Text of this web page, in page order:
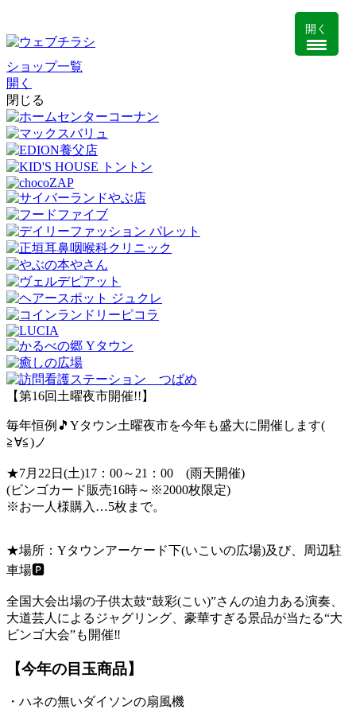
ショップ一覧
開く
閉じる
【第16回土曜夜市開催!!】
毎年恒例 🎵 Yタウン土曜夜市を今年も盛大に開催します(
≧∀≦)ノ
★7月22日(土)17：00～21：00 (雨天開催)
(ビンゴカード販売16時～※2000枚限定)
※お一人様購入…5枚まで。
★場所：Yタウンアーケード下(いこいの広場)及び、周辺駐
車場🅿
全国大会出場の子供太鼓“鼓彩(こい)”さんの迫力ある演奏、
大道芸人によるジャグリング、豪華すぎる景品が当たる“大
ビンゴ大会”も開催‼
【今年の目玉商品】
・ハネの無いダイソンの扇風機
開く